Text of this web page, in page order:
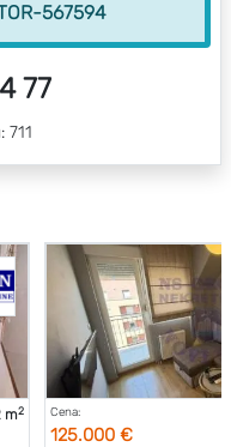
567594
77
711
m2 Cena:
125.000 €